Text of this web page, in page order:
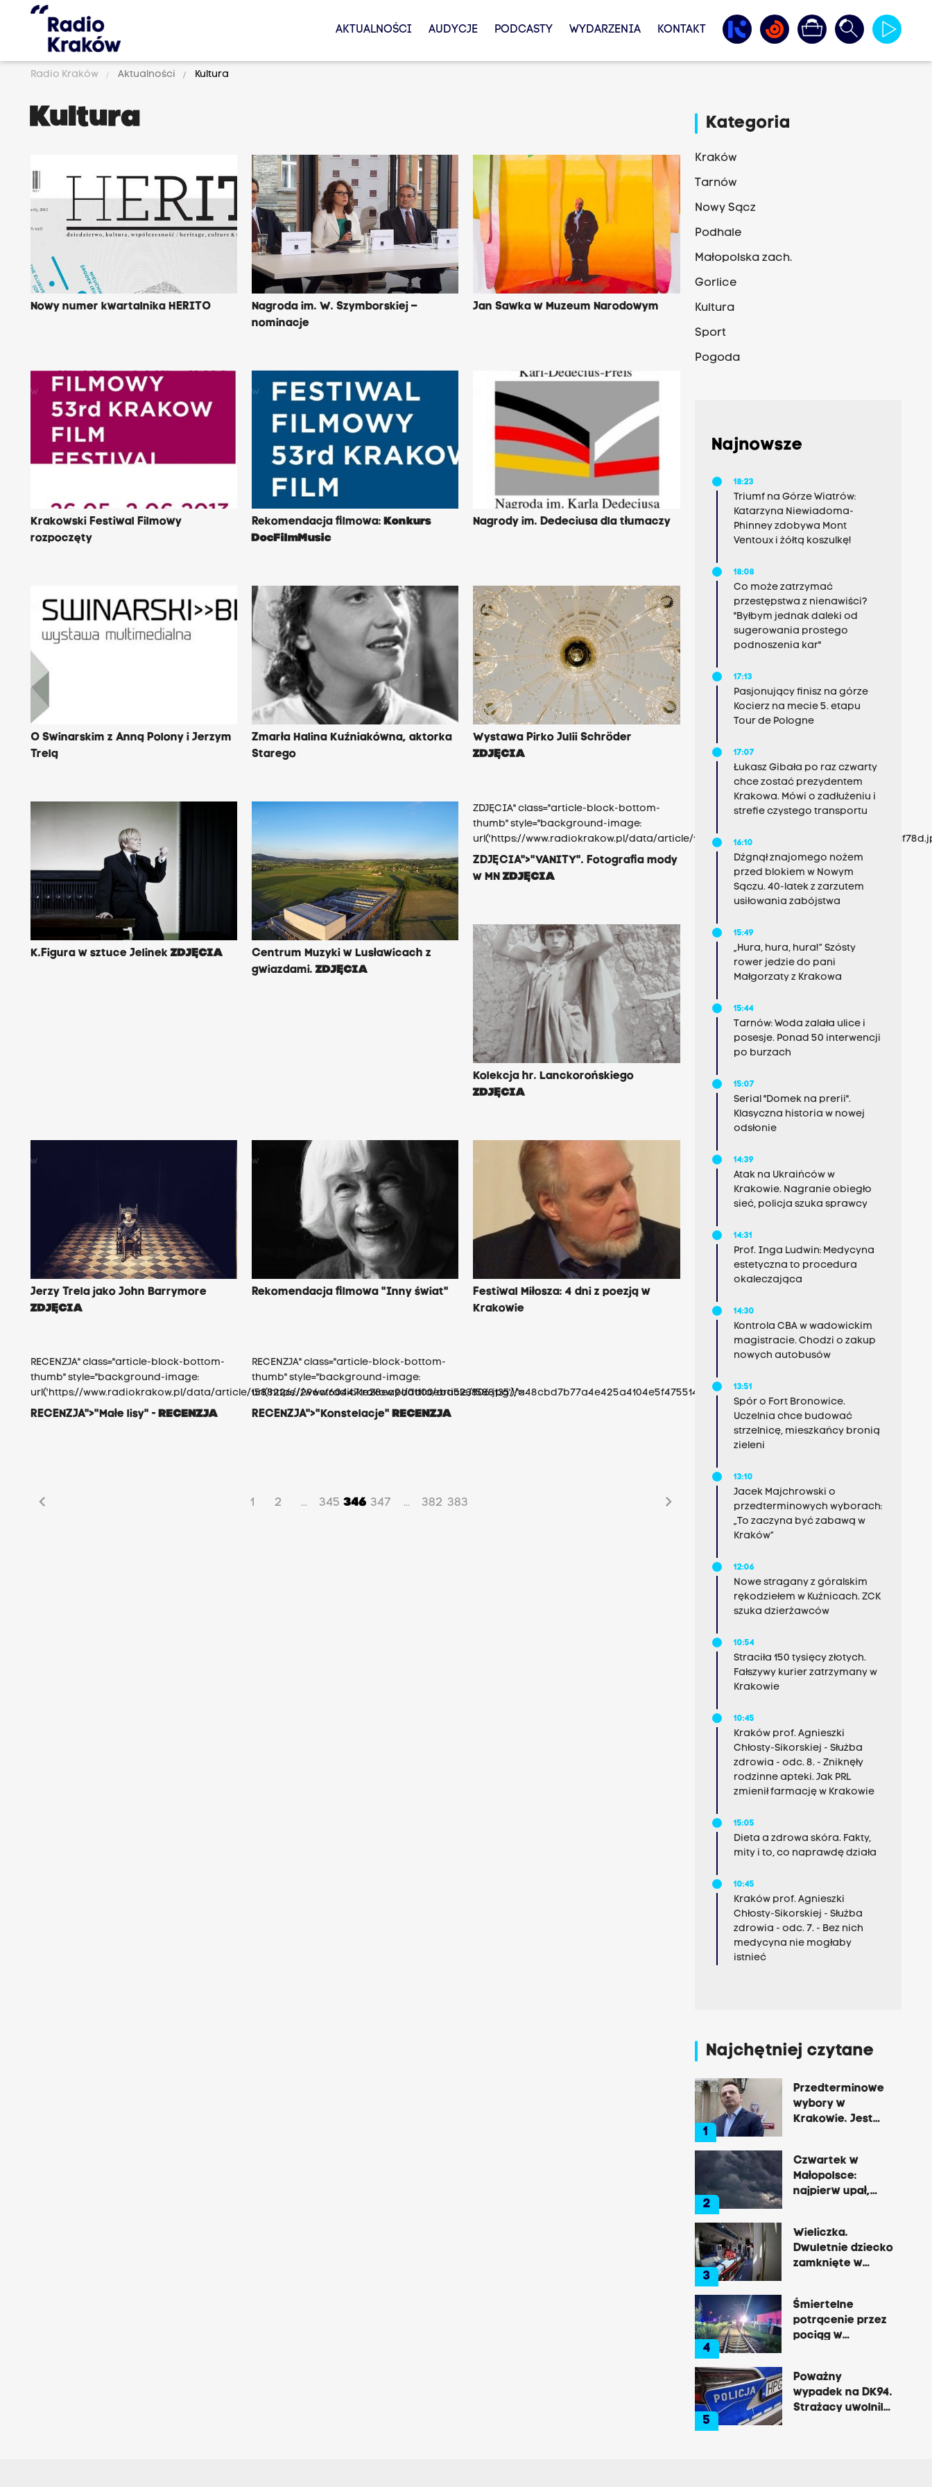
AKTUALNOŚCI AUDYCJE PODCASTY WYDARZENIA KONTAKT
Radio Kraków Aktualności Kultura
Kultura
Nowy numer kwartalnika HERITO
Nagroda im. W. Szymborskiej –
nominacje
Jan Sawka w Muzeum Narodowym
Krakowski Festiwal Filmowy
rozpoczęty
Rekomendacja filmowa:Konkurs
DocFilmMusic
Nagrody im. Dedeciusa dla tłumaczy
O Swinarskim z Anną Polony i Jerzym
Trelą
Zmarła Halina Kuźniakówna, aktorka
Starego
Wystawa Pirko Julii Schröder
ZDJĘCIA
K.Figura w sztuce JelinekZDJĘCIA
Centrum Muzyki w Lusławicach z
gwiazdami.ZDJĘCIA
ZDJĘCIA" class="article-block-bottom-
thumb" style="background-image:
url('https://www.radiokrakow.pl/data/article/1588639//
ZDJĘCIA">"VANITY". Fotografia mody
w MNZDJĘCIA
Kolekcja hr. Lanckorońskiego
ZDJĘCIA
Jerzy Trela jako John Barrymore
ZDJĘCIA
Rekomendacja filmowa "Inny świat"
Festiwal Miłosza: 4 dni z poezją w
Krakowie
RECENZJA" class="article-block-bottom-
thumb" style="background-image:
url('https://www.radiokrakow.pl/data/article/1588226//296cf604471e28ea9a01f00eba523806.jpg');">
RECENZJA">"Małe lisy" -RECENZJA
RECENZJA" class="article-block-bottom-
thumb" style="background-image:
url('https://www.radiokrakow.pl/data/article/1588135//a48cbd7b77a4e425a4104e5f47551486.jpg');">
RECENZJA">"Konstelacje"RECENZJA
chevron_left 1 2 ... 345 346 347 ... 382 383 chevron_right
Kategoria
Kraków
Tarnów
Nowy Sącz
Podhale
Małopolska zach.
Gorlice
Kultura
Sport
Pogoda
Najnowsze
18:23
Triumf na Górze Wiatrów:
Katarzyna Niewiadoma-
Phinney zdobywa Mont
Ventoux i żółtą koszulkę!
18:08
Co może zatrzymać
przestępstwa z nienawiści?
"Byłbym jednak daleki od
sugerowania prostego
podnoszenia kar"
17:13
Pasjonujący finisz na górze
Kocierz na mecie 5. etapu
Tour de Pologne
17:07
Łukasz Gibała po raz czwarty
chce zostać prezydentem
Krakowa. Mówi o zadłużeniu i
strefie czystego transportu
16:10
Dźgnął znajomego nożem
przed blokiem w Nowym
Sączu. 40-latek z zarzutem
usiłowania zabójstwa
15:49
„Hura, hura, hura!” Szósty
rower jedzie do pani
Małgorzaty z Krakowa
15:44
Tarnów: Woda zalała ulice i
posesje. Ponad 50 interwencji
po burzach
15:07
Serial "Domek na prerii".
Klasyczna historia w nowej
odsłonie
14:39
Atak na Ukraińców w
Krakowie. Nagranie obiegło
sieć, policja szuka sprawcy
14:31
Prof. Inga Ludwin: Medycyna
estetyczna to procedura
okaleczająca
14:30
Kontrola CBA w wadowickim
magistracie. Chodzi o zakup
nowych autobusów
13:51
Spór o Fort Bronowice.
Uczelnia chce budować
strzelnicę, mieszkańcy bronią
zieleni
13:10
Jacek Majchrowski o
przedterminowych wyborach:
„To zaczyna być zabawą w
Kraków”
12:06
Nowe stragany z góralskim
rękodziełem w Kuźnicach. ZCK
szuka dzierżawców
10:54
Straciła 150 tysięcy złotych.
Fałszywy kurier zatrzymany w
Krakowie
10:45
Kraków prof. Agnieszki
Chłosty-Sikorskiej - Służba
zdrowia - odc. 8. - Zniknęły
rodzinne apteki. Jak PRL
zmienił farmację w Krakowie
15:05
Dieta a zdrowa skóra. Fakty,
mity i to, co naprawdę działa
10:45
Kraków prof. Agnieszki
Chłosty-Sikorskiej - Służba
zdrowia - odc. 7. - Bez nich
medycyna nie mogłaby
istnieć
Najchętniej czytane
1
Przedterminowe
wybory w
Krakowie. Jest
2
Czwartek w
Małopolsce:
najpierw upał,
3
Wieliczka.
Dwuletnie dziecko
zamknięte w
zakupach
4
Śmiertelne
potrącenie przez
pociąg w
trasie do Krakowa
5
Poważny
wypadek na DK94.
Strażacy uwolnili